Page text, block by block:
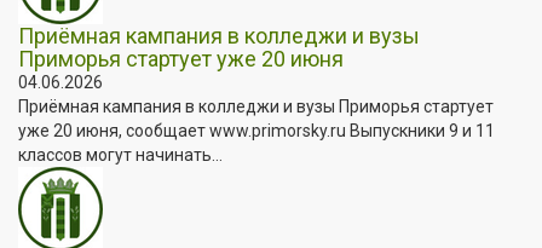
Приёмная кампания в колледжи и вузы
Приморья стартует уже 20 июня
04.06.2026
Приёмная кампания в колледжи и вузы Приморья стартует
уже 20 июня, сообщает www.primorsky.ru Выпускники 9 и 11
классов могут начинать...